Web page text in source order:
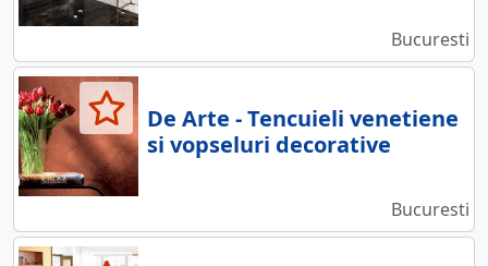
Bucuresti
De Arte - Tencuieli venetiene
si vopseluri decorative
Bucuresti